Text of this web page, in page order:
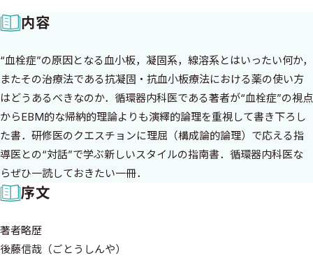
内容
“血栓症”の原因となる血小板，凝固系，線溶系とはいったい何か，
またその治療法である抗凝固・抗血小板療法における薬の使い方
はどうあるべきなのか．循環器内科医である著者が“血栓症”の視点
からEBM的な帰納的理論よりも演繹的論理を重視して書き下ろし
た書．研修医のクエスチョンに理屈（構成論的論理）で応える指
導医との“対話”で学ぶ新しいスタイルの指南書．循環器内科医な
らぜひ一読しておきたい一冊．
序文
著者略歴
後藤信哉（ごとうしんや）